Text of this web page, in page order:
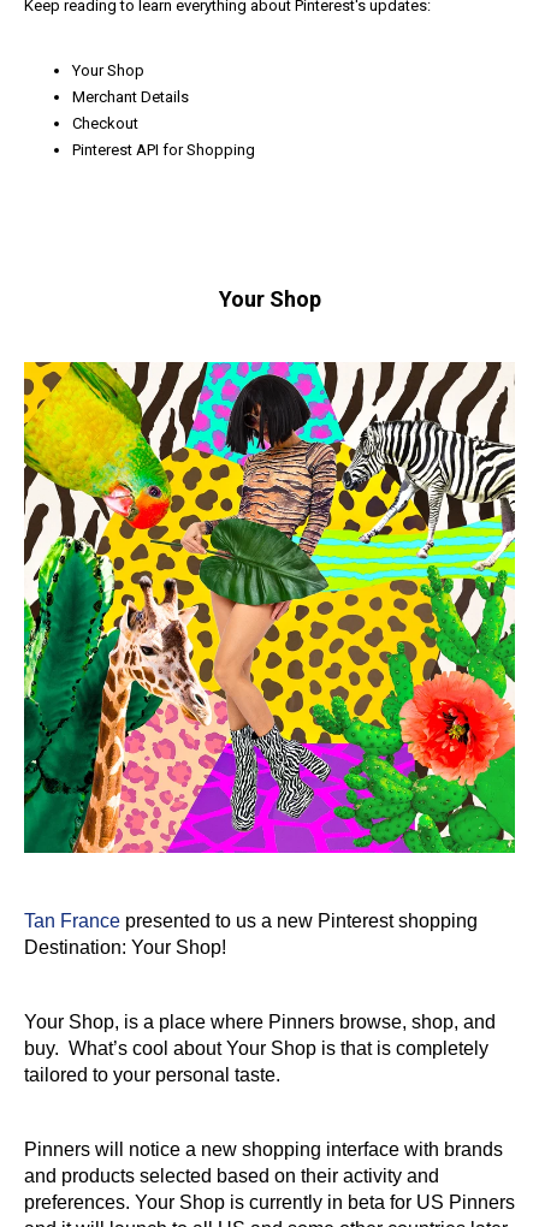
Keep reading to learn everything about Pinterest's updates:
Your Shop
Merchant Details
Checkout
Pinterest API for Shopping
Your Shop
Tan France presented to us a new Pinterest shopping
Destination: Your Shop!
Your Shop, is a place where Pinners browse, shop, and
buy. What’s cool about Your Shop is that is completely
tailored to your personal taste.
Pinners will notice a new shopping interface with brands
and products selected based on their activity and
preferences. Your Shop is currently in beta for US Pinners